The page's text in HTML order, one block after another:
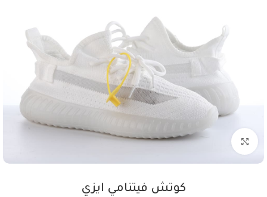
اضغط للتكبير
كوتش فيتنامي ايزي